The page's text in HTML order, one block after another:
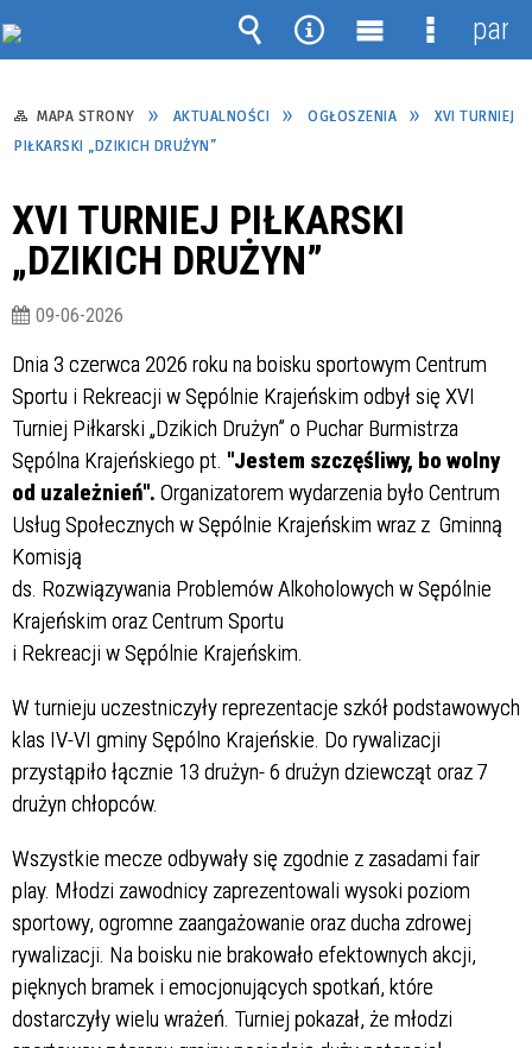
MAPA STRONY AKTUALNOŚCI OGŁOSZENIA
XVI TURNIEJ
PIŁKARSKI „DZIKICH DRUŻYN”
XVI TURNIEJ PIŁKARSKI
„DZIKICH DRUŻYN”
09-06-2026
Dnia 3 czerwca 2026 roku na boisku sportowym Centrum
Sportu i Rekreacji w Sępólnie Krajeńskim odbył się XVI
Turniej Piłkarski „Dzikich Drużyn” o Puchar Burmistrza
Sępólna Krajeńskiego pt. "Jestem szczęśliwy, bo wolny
od uzależnień". Organizatorem wydarzenia było Centrum
Usług Społecznych w Sępólnie Krajeńskim wraz z Gminną
Komisją
ds. Rozwiązywania Problemów Alkoholowych w Sępólnie
Krajeńskim oraz Centrum Sportu
i Rekreacji w Sępólnie Krajeńskim.
W turnieju uczestniczyły reprezentacje szkół podstawowych
klas IV-VI gminy Sępólno Krajeńskie. Do rywalizacji
przystąpiło łącznie 13 drużyn- 6 drużyn dziewcząt oraz 7
drużyn chłopców.
Wszystkie mecze odbywały się zgodnie z zasadami fair
play. Młodzi zawodnicy zaprezentowali wysoki poziom
sportowy, ogromne zaangażowanie oraz ducha zdrowej
rywalizacji. Na boisku nie brakowało efektownych akcji,
pięknych bramek i emocjonujących spotkań, które
dostarczyły wielu wrażeń. Turniej pokazał, że młodzi
Wyszukiwarka
Narzędzia
MenuMenu